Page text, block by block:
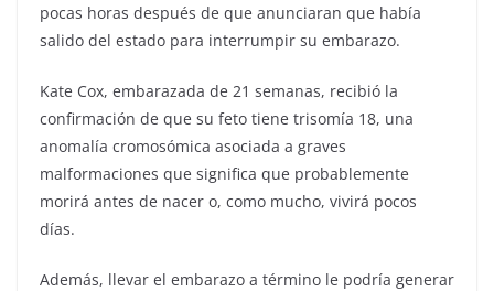
pocas horas después de que anunciaran que había
salido del estado para interrumpir su embarazo.
Kate Cox, embarazada de 21 semanas, recibió la
confirmación de que su feto tiene trisomía 18, una
anomalía cromosómica asociada a graves
malformaciones que significa que probablemente
morirá antes de nacer o, como mucho, vivirá pocos
días.
Además, llevar el embarazo a término le podría generar